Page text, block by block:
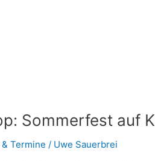
Sommerfest auf
Termine / Uwe Sauerbrei